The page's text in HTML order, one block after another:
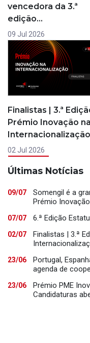
vencedora da 3.ª
edição…
09 Jul 2026
Finalistas | 3.ª
Prémio Inovação na
02 Jul 2026
Últimas Notícias
09/07
Somengil é a
Prémio
07/07 6.ª Edição
02/07
Finalistas | 3.ª
23/06
Portugal,
agenda de
23/06
Prémio PME
Candidaturas